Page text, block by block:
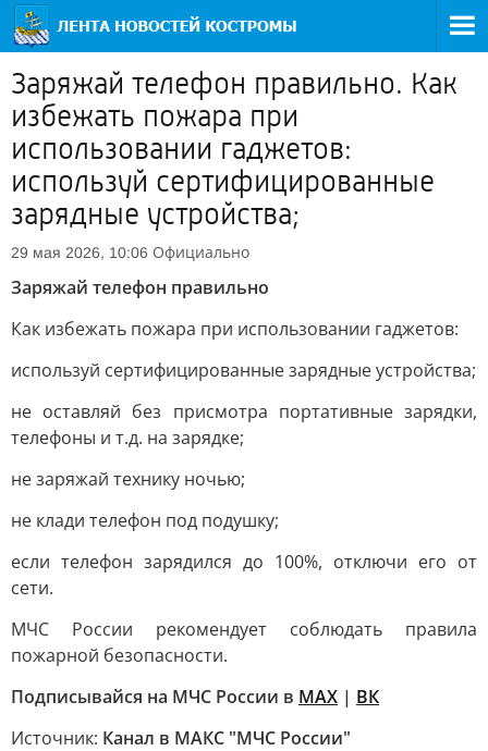
Заряжай телефон правильно. Как
избежать пожара при
использовании гаджетов:
используй сертифицированные
зарядные устройства;
29 мая 2026, 10:06 Официально
Заряжай телефон правильно
Как избежать пожара при использовании гаджетов:
используй сертифицированные зарядные устройства;
не оставляй без присмотра портативные зарядки,
телефоны и т.д. на зарядке;
не заряжай технику ночью;
не клади телефон под подушку;
если телефон зарядился до 100%, отключи его от
сети.
МЧС России рекомендует соблюдать правила
пожарной безопасности.
Подписывайся на МЧС России в MAX | ВК
Источник: Канал в МАКС "МЧС России"